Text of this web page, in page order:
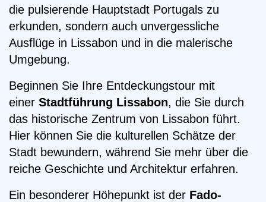
die pulsierende Hauptstadt Portugals zu
erkunden, sondern auch unvergessliche
Ausflüge in Lissabon und in die malerische
Umgebung.
Beginnen Sie Ihre Entdeckungstour mit
einer Stadtführung Lissabon, die Sie durch
das historische Zentrum von Lissabon führt.
Hier können Sie die kulturellen Schätze der
Stadt bewundern, während Sie mehr über die
reiche Geschichte und Architektur erfahren.
Ein besonderer Höhepunkt ist der Fado-